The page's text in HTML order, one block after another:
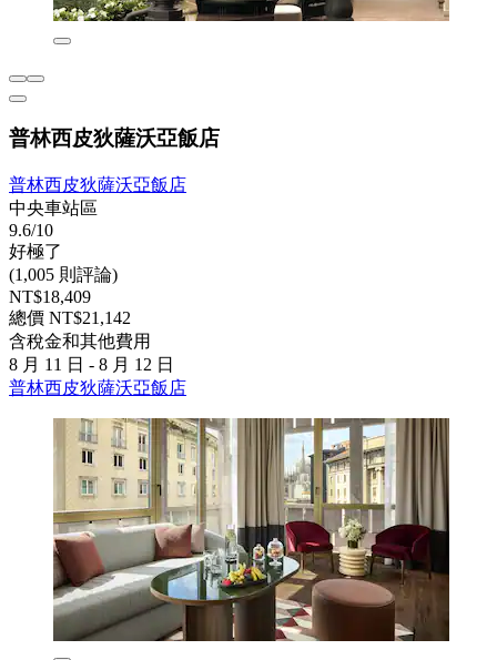
普林西皮狄薩沃亞飯店
普林西皮狄薩沃亞飯店
中央車站區
9.6/10
好極了
(1,005 則評論)
NT$18,409
總價 NT$21,142
含稅金和其他費用
8 月 11 日 - 8 月 12 日
普林西皮狄薩沃亞飯店